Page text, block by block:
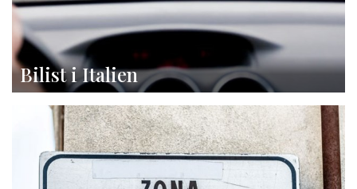
Bilist i Italien